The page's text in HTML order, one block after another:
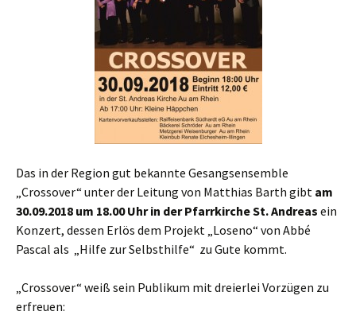
Das in der Region gut bekannte Gesangsensemble
„Crossover“ unter der Leitung von Matthias Barth gibt am
30.09.2018 um 18.00 Uhr in der Pfarrkirche St. Andreas ein
Konzert, dessen Erlös dem Projekt „Loseno“ von Abbé
Pascal als „Hilfe zur Selbsthilfe“ zu Gute kommt.
„Crossover“ weiß sein Publikum mit dreierlei Vorzügen zu
erfreuen: